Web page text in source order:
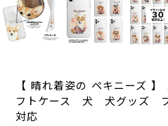
【 晴れ着姿の ペキニーズ
フトケース 犬 犬グッズ
対応